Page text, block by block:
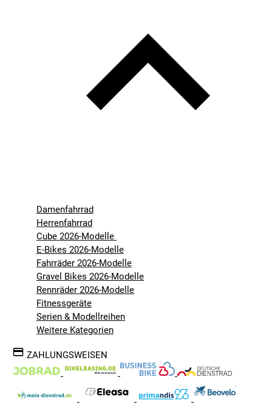
Damenfahrrad
Herrenfahrrad
Cube 2026-Modelle
E-Bikes 2026-Modelle
Fahrräder 2026-Modelle
Gravel Bikes 2026-Modelle
Rennräder 2026-Modelle
Fitnessgeräte
Serien & Modellreihen
Weitere Kategorien
ZAHLUNGSWEISEN